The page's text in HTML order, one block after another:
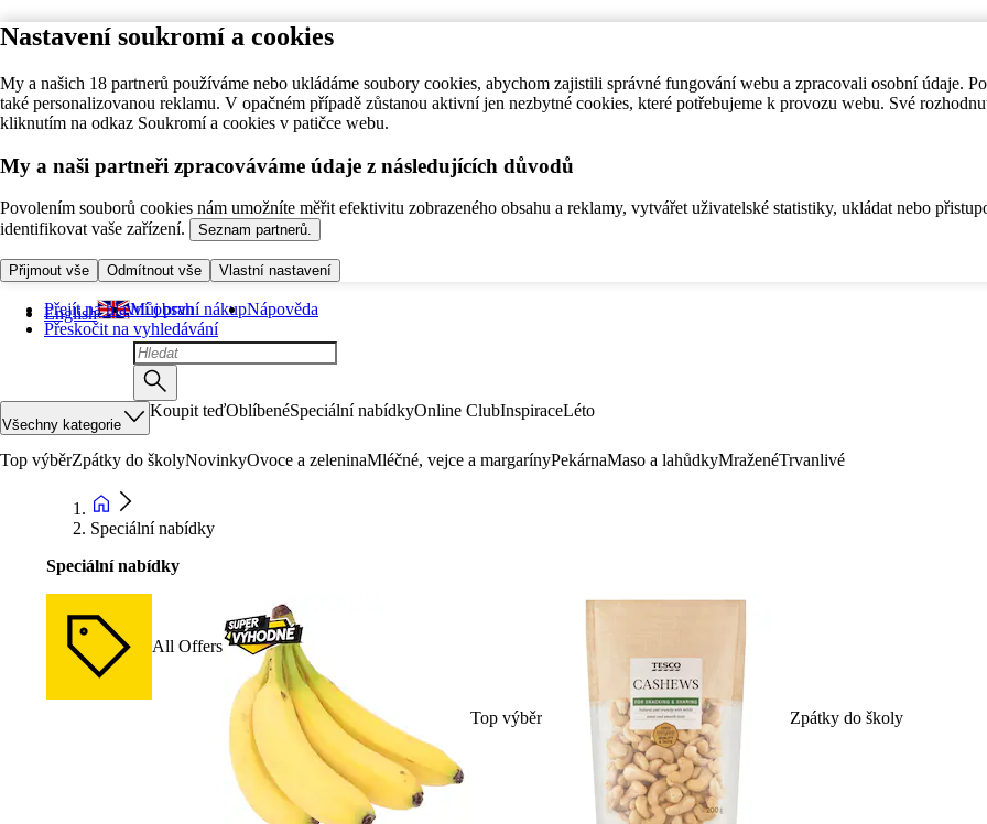
Nastavení soukromí a cookies
My a našich 18 partnerů používáme nebo ukládáme soubory cookies, abychom zajistili správné fungování webu a zpracovali osobní údaje.
také personalizovanou reklamu. V opačném případě zůstanou aktivní jen nezbytné cookies, které potřebujeme k provozu webu. Své
kliknutím na odkaz Soukromí a cookies v patičce webu.
My a naši partneři zpracováváme údaje z následujících důvodů
Povolením souborů cookies nám umožníte měřit efektivitu zobrazeného obsahu a reklamy, vytvářet uživatelské statistiky, ukládat nebo
identifikovat vaše zařízení.
Seznam partnerů.
Přijmout vše Odmítnout vše Vlastní nastavení
Přejít na hlavní obsah
Přeskočit na vyhledávání
English Můj první nákupNápověda
Všechny kategorie
Koupit teďOblíbenéSpeciální nabídkyOnline ClubInspiraceLéto
Top výběrZpátky do školyNovinkyOvoce a zeleninaMléčné, vejce a margarínyPekárnaMaso a lahůdkyMraženéTrvanlivé
Speciální nabídky
Speciální nabídky
All Offers
Top výběr Zpátky do školy